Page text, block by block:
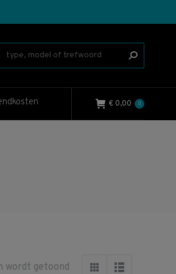
€ 0,00 0
wordt getoond Gesorteerd